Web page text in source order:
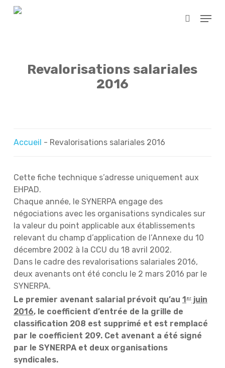
Skip
search
Menu
Revalorisations salariales
2016
Accueil - Revalorisations salariales 2016
Cette fiche technique s’adresse uniquement aux
EHPAD.
Chaque année, le SYNERPA engage des
négociations avec les organisations syndicales sur
la valeur du point applicable aux établissements
relevant du champ d’application de l’Annexe du 10
décembre 2002 à la CCU du 18 avril 2002.
Dans le cadre des revalorisations salariales 2016,
deux avenants ont été conclu le 2 mars 2016 par le
SYNERPA.
Le premier avenant salarial prévoit qu’au 1 erjuin
2016, le coefficient d’entrée de la grille de
classification 208 est supprimé et est remplacé
par le coefficient 209. Cet avenant a été signé
par le SYNERPA et deux organisations
syndicales.